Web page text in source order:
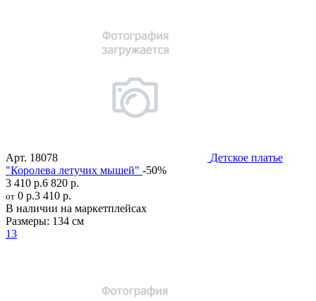
Арт. 18078
Детское платье
"Королева летучих мышей" -50%
3 410 р.6 820 р.
от 0 р.3 410 р.
В наличии на маркетплейсах
Размеры: 134 см
13